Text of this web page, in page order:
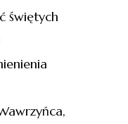
świętych